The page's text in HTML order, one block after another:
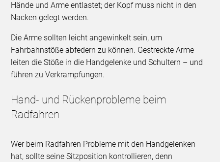
Hände und Arme entlastet; der Kopf muss nicht in den
Nacken gelegt werden.
Die Arme sollten leicht angewinkelt sein, um
Fahrbahnstöße abfedern zu können. Gestreckte Arme
leiten die Stöße in die Handgelenke und Schultern – und
führen zu Verkrampfungen.
Hand- und Rückenprobleme beim
Radfahren
Wer beim Radfahren Probleme mit den Handgelenken
hat, sollte seine Sitzposition kontrollieren, denn